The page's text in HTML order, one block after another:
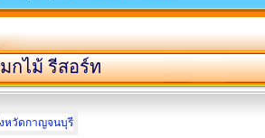
กไม้ รีสอร์ท